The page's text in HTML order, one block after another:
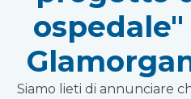
ospedale"
Siamo lieti di annunciare